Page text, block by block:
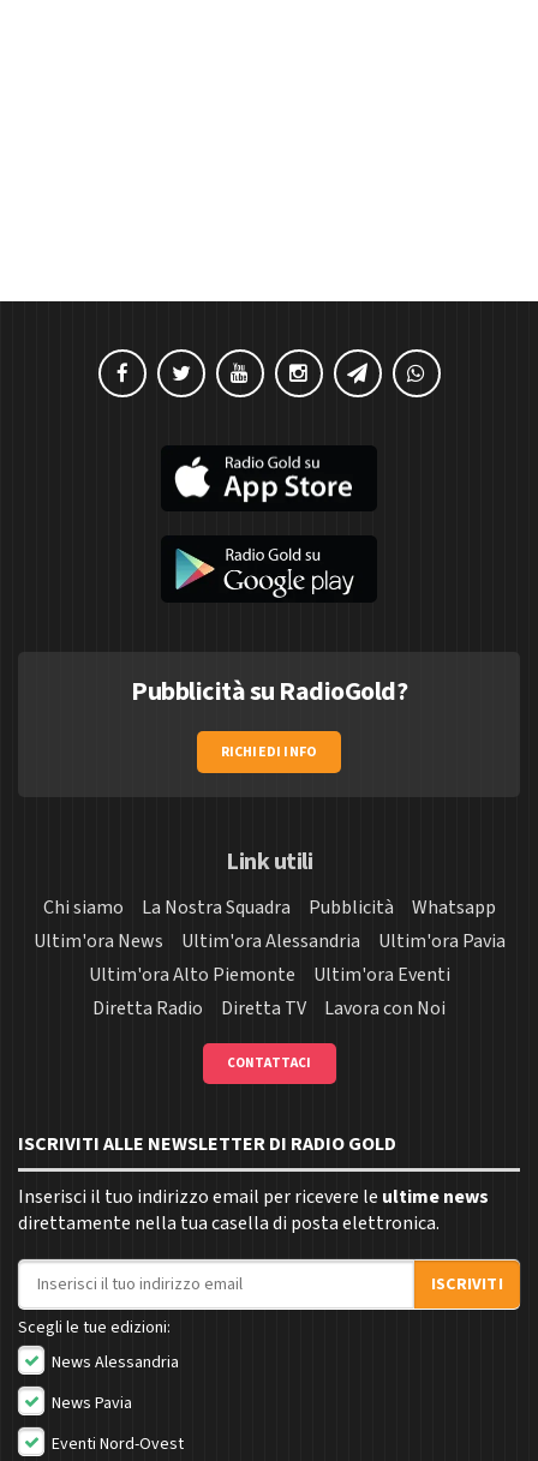
Pubblicità su RadioGold?
RICHIEDI INFO
Link utili
Chi siamo La Nostra Squadra Pubblicità
Whatsapp
Ultim'ora News
Ultim'ora Alessandria
Ultim'ora Pavia
Ultim'ora Alto Piemonte
Ultim'ora Eventi
Diretta Radio
Diretta TV Lavora con Noi
CONTATTACI
ISCRIVITI ALLE NEWSLETTER DI RADIO GOLD
Inserisci il tuo indirizzo email per ricevere le ultime news
direttamente nella tua casella di posta elettronica.
Indirizzo email
ISCRIVITI
Scegli le tue edizioni:
News Alessandria
News Pavia
Eventi Nord-Ovest